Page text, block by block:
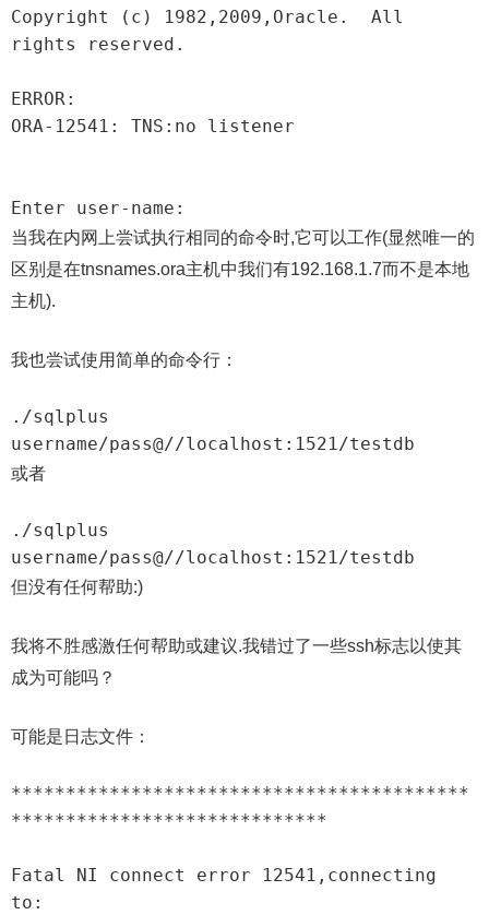
Copyright (c) 1982,2009,Oracle.  All
rights reserved.
ERROR:
ORA-12541: TNS:no listener
Enter user-name:
当我在内网上尝试执行相同的命令时,它可以工作(显然唯一的
区别是在tnsnames.ora主机中我们有192.168.1.7而不是本地
主机).
我也尝试使用简单的命令行：
./sqlplus
username/pass@//localhost:1521/testdb
或者
./sqlplus
username/pass@//localhost:1521/testdb
但没有任何帮助:)
我将不胜感激任何帮助或建议.我错过了一些ssh标志以使其
成为可能吗？
可能是日志文件：
******************************************
*****************************
Fatal NI connect error 12541,connecting
to: